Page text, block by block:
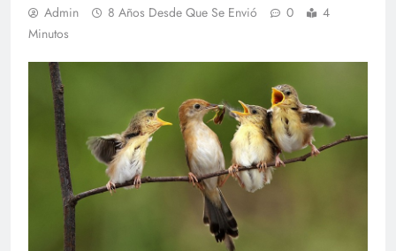
Admin 8 Años Desde Que Se Envió 0
4
Minutos